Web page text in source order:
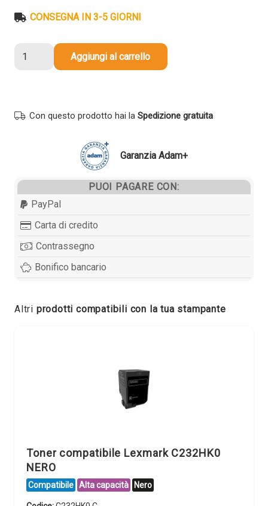
CONSEGNA IN 3-5 GIORNI
compatibile
quantità
Aggiungi al carrello
Con questo prodotto hai la Spedizione gratuita
Garanzia Adam+
PUOI PAGARE CON:
PayPal
Carta di credito
Contrassegno
Bonifico bancario
Altri prodotti compatibili con la tua stampante
Toner compatibile Lexmark C232HK0
NERO
Compatibile Alta capacità Nero